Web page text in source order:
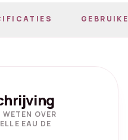
OVER
EAU DE